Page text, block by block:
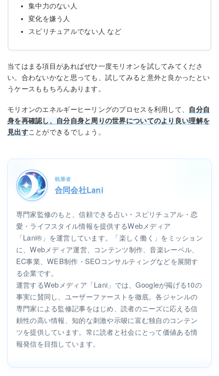
集中力のない人
変化を嫌う人
スピリチュアルでない人 など
当てはまる項目があればぜひ一度モリオンを試してみてくださ
い。合わないかなと思っても、試してみると意外と良かったとい
うケースももちろんあります。
モリオンのエネルギーヒーリングのプロセスを利用して、
自分自
身を再確認し、自分自身と周りの世界についてのより良い理解を
見出すことができるでしょう。
執筆者
合同会社Lani
専門家監修のもと、信頼できる占い・スピリチュアル・恋
愛・ライフスタイル情報を提供するWebメディア
「Lani®」を運営しています。「楽しく働く」をミッション
に、Webメディア運営、コンテンツ制作、音楽レーベル、
EC事業、WEB制作・SEOコンサルティングなどを展開す
る企業です。
運営するWebメディア「Lani」では、Googleが掲げる10の
事実に賛同し、ユーザーファーストを徹底。各ジャンルの
専門家による監修記事をはじめ、読者のニーズに応える信
頼性の高い情報、知的な刺激や示唆に富む独自のコンテン
ツを提供しています。常に読者と社会にとって価値ある情
報発信を目指しています。